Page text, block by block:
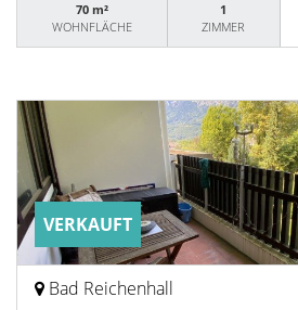
70 m²
WOHNFLÄCHE
1
ZIMMER
VERKAUFT
Bad Reichenhall